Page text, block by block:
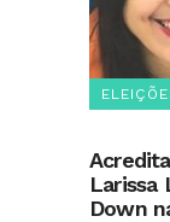
Larissa
Down